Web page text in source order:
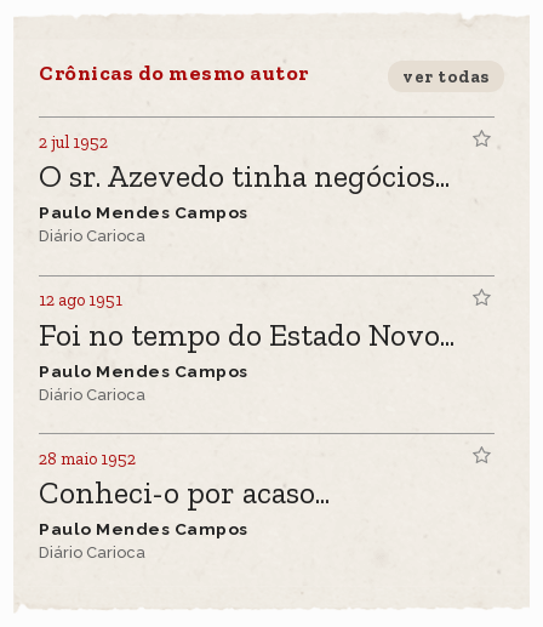
Crônicas do mesmo autor ver todas
2 jul 1952
O sr. Azevedo tinha negócios...
Paulo Mendes Campos
Diário Carioca
12 ago 1951
Foi no tempo do Estado Novo...
Paulo Mendes Campos
Diário Carioca
28 maio 1952
Conheci-o por acaso...
Paulo Mendes Campos
Diário Carioca